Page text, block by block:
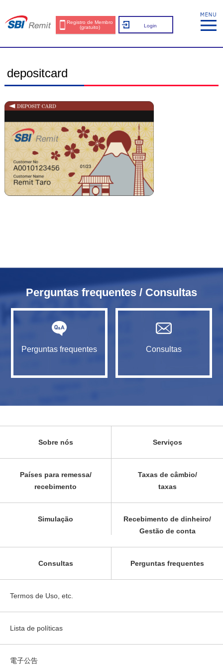
Registro de Membro
(gratuito)
Login
depositcard
Perguntas frequentes / Consultas
Perguntas frequentes Consultas
Sobre nós Serviços
Países para remessa/
recebimento
Taxas de câmbio/
taxas
Simulação
Recebimento de dinheiro/
Gestão de conta
Consultas Perguntas frequentes
Termos de Uso, etc.
Lista de políticas
電子公告